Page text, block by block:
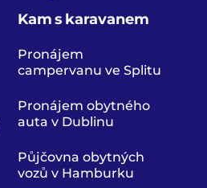
Kam s karavanem
Pronájem
campervanu ve Splitu
Pronájem obytného
auta v Dublinu
Půjčovna obytných
vozů v Hamburku